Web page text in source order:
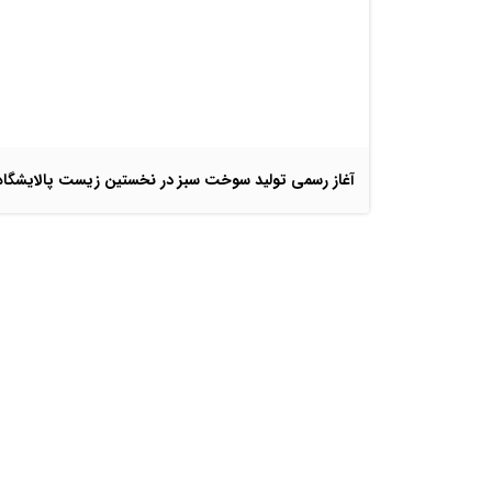
آغاز رسمی تولید سوخت سبز در نخستین زیست